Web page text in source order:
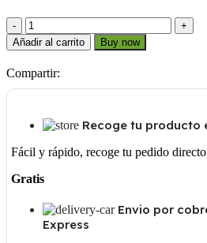
Q3
1
5/8
cantidad
Añadir al carrito Buy now
Compartir:
Recoge tu producto
Fácil y rápido, recoge tu pedido
Gratis
Envio por
Express